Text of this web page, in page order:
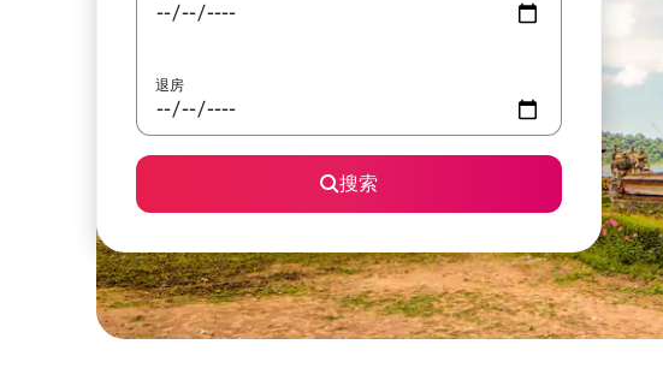
退房
搜索